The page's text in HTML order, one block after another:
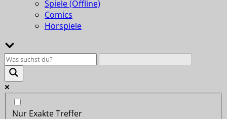
Spiele (Offline)
Comics
Hörspiele
Nur Exakte Treffer